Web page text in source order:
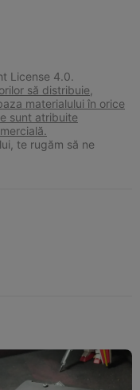
License 4.0.
să distribuie,
materialului în orice
sunt atribuite
te rugăm să ne